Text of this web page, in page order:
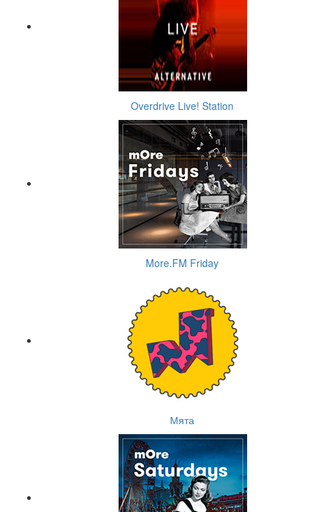
Overdrive Live! Station
More.FM Friday
Мята